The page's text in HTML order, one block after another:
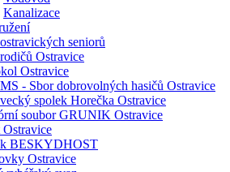
Kanalizace
seniorů
Ostravice
Ostravice
- Sbor dobrovolných hasičů Ostravice
spolek Horečka Ostravice
soubor GRUNIK Ostravice
Ostravice
BESKYDHOST
Ostravice